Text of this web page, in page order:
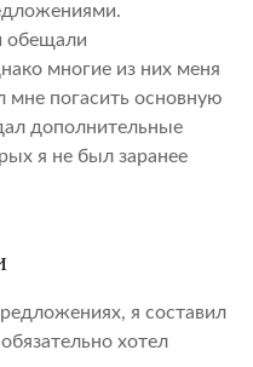
обещали
многие из них меня
мне погасить основную
дополнительные
я не был заранее
я составил
хотел